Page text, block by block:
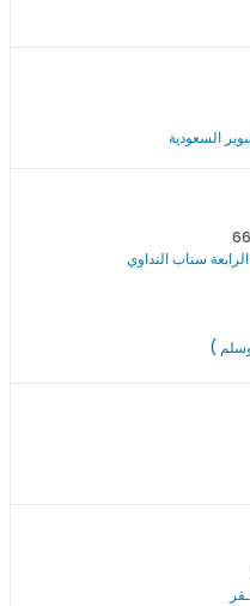
السعودية
سناب النداوي
)